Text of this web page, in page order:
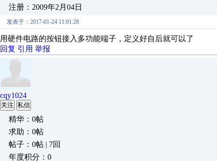
注册：2009年2月04日
发表于：2017-01-24 11:01:28
用硬件电路的按钮接入多功能端子，定义好自后就可以了
回复 引用 举报
cqy1024
关注 私信
精华：0帖
求助：0帖
帖子：0帖 | 7回
年度积分：0